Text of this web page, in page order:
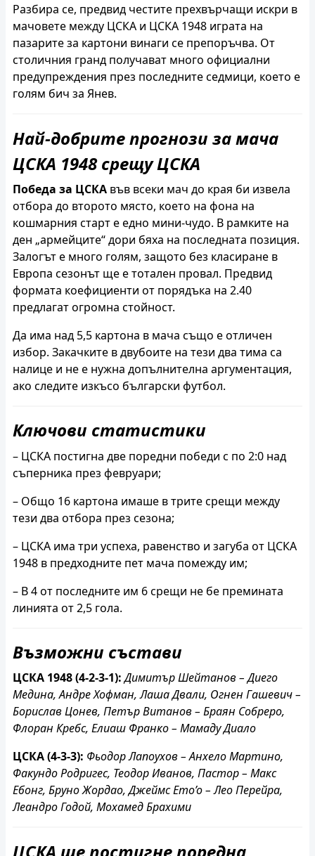
Разбира се, предвид честите прехвърчащи искри в
мачовете между ЦСКА и ЦСКА 1948 играта на
пазарите за картони винаги се препоръчва. От
столичния гранд получават много официални
предупреждения през последните седмици, което е
голям бич за Янев.
Най-добрите прогнози за мача
ЦСКА 1948 срещу ЦСКА
Победа за ЦСКА във всеки мач до края би извела
отбора до второто място, което на фона на
кошмарния старт е едно мини-чудо. В рамките на
ден „армейците“ дори бяха на последната позиция.
Залогът е много голям, защото без класиране в
Европа сезонът ще е тотален провал. Предвид
формата коефициенти от порядъка на 2.40
предлагат огромна стойност.
Да има над 5,5 картона в мача също е отличен
избор. Закачките в двубоите на тези два тима са
налице и не е нужна допълнителна аргументация,
ако следите изкъсо български футбол.
Ключови статистики
– ЦСКА постигна две поредни победи с по 2:0 над
съперника през февруари;
– Общо 16 картона имаше в трите срещи между
тези два отбора през сезона;
– ЦСКА има три успеха, равенство и загуба от ЦСКА
1948 в предходните пет мача помежду им;
– В 4 от последните им 6 срещи не бе премината
линията от 2,5 гола.
Възможни състави
ЦСКА 1948 (4-2-3-1):Димитър Шейтанов – Диего
Медина, Андре Хофман, Лаша Двали, Огнен Гашевич –
Борислав Цонев, Петър Витанов – Браян Собреро,
Флоран Кребс, Елиаш Франко – Мамаду Диало
ЦСКА (4-3-3): Фьодор Лапоухов – Анхело Мартино,
Факундо Родригес, Теодор Иванов, Пастор – Макс
Ебонг, Бруно Жордао, Джеймс Ето’о – Лео Перейра,
Леандро Годой, Мохамед Брахими